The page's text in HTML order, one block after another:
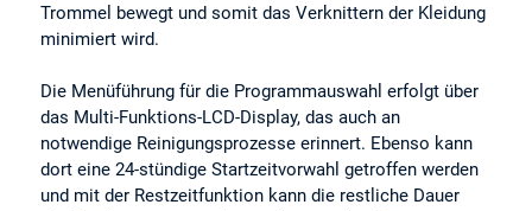
Trommel bewegt und somit das Verknittern der Kleidung
minimiert wird.
Die Menüführung für die Programmauswahl erfolgt über
das Multi-Funktions-LCD-Display, das auch an
notwendige Reinigungsprozesse erinnert. Ebenso kann
dort eine 24-stündige Startzeitvorwahl getroffen werden
und mit der Restzeitfunktion kann die restliche Dauer